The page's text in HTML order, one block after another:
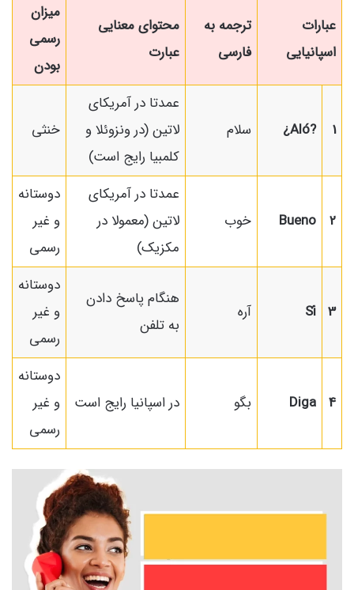
عبارات
اسپانیایی
ترجمه به
فارسی
محتوای معنایی
عبارت
میزان
رسمی
بودن
1
¿Aló? سلام
عمدتا در آمریکای
لاتین (در ونزوئلا و
کلمبیا رایج است)
خنثی
2
Bueno خوب
عمدتا در آمریکای
لاتین (معمولا در
مکزیک)
دوستانه
و غیر
رسمی
3
Sí آره
هنگام پاسخ دادن
به تلفن
دوستانه
و غیر
رسمی
4
Diga بگو در اسپانیا رایج است
دوستانه
و غیر
رسمی